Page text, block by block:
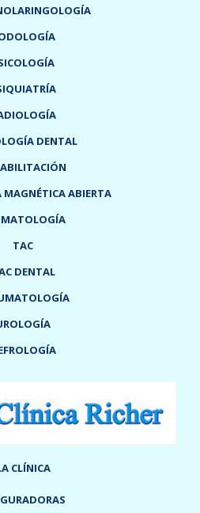
DENTAL
MAGNÉTICA ABIERTA
TAC
DENTAL
CLÍNICA